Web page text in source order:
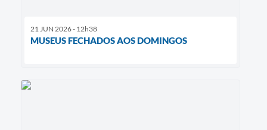
21 JUN 2026 - 12h38
MUSEUS FECHADOS AOS DOMINGOS